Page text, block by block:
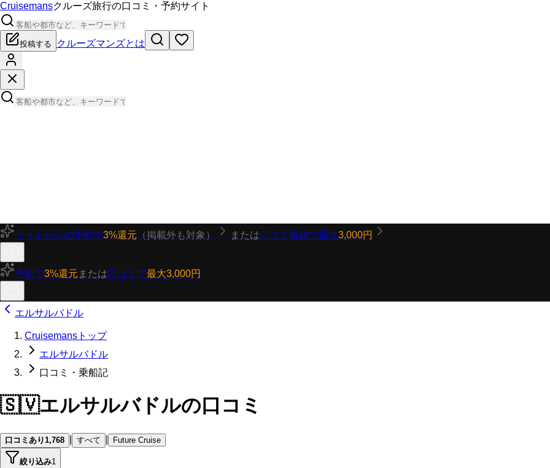
Cruisemansクルーズ旅行の口コミ・予約サイト
投稿する クルーズマンズとは
サイトからの予約で3%還元 （掲載外も対象） または口コミ投稿で最大3,000円
予約で3%還元 または口コミで最大3,000円
エルサルバドル
Cruisemansトップ
エルサルバドル
口コミ・乗船記
🇸🇻エルサルバドルの口コミ
口コミあり1,768 すべて Future Cruise
絞り込み1